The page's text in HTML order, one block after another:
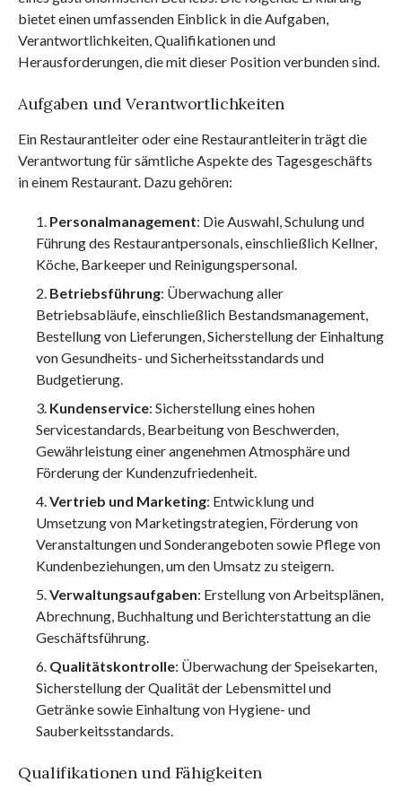
bietet einen umfassenden Einblick in die Aufgaben,
Verantwortlichkeiten, Qualifikationen und
Herausforderungen, die mit dieser Position verbunden sind.
Aufgaben und Verantwortlichkeiten
Ein Restaurantleiter oder eine Restaurantleiterin trägt die
Verantwortung für sämtliche Aspekte des Tagesgeschäfts
in einem Restaurant. Dazu gehören:
Personalmanagement: Die Auswahl, Schulung und
Führung des Restaurantpersonals, einschließlich Kellner,
Köche, Barkeeper und Reinigungspersonal.
Betriebsführung: Überwachung aller
Betriebsabläufe, einschließlich Bestandsmanagement,
Bestellung von Lieferungen, Sicherstellung der Einhaltung
von Gesundheits- und Sicherheitsstandards und
Budgetierung.
Kundenservice: Sicherstellung eines hohen
Servicestandards, Bearbeitung von Beschwerden,
Gewährleistung einer angenehmen Atmosphäre und
Förderung der Kundenzufriedenheit.
Vertrieb und Marketing: Entwicklung und
Umsetzung von Marketingstrategien, Förderung von
Veranstaltungen und Sonderangeboten sowie Pflege von
Kundenbeziehungen, um den Umsatz zu steigern.
Verwaltungsaufgaben: Erstellung von Arbeitsplänen,
Abrechnung, Buchhaltung und Berichterstattung an die
Geschäftsführung.
Qualitätskontrolle: Überwachung der Speisekarten,
Sicherstellung der Qualität der Lebensmittel und
Getränke sowie Einhaltung von Hygiene- und
Sauberkeitsstandards.
Qualifikationen und Fähigkeiten